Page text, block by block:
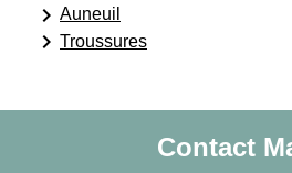
keyboard_arrow_right Auneuil
keyboard_arrow_right Troussures
Contact